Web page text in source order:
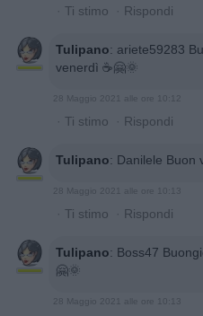
· Ti stimo · Rispondi
Tulipano: ariete59283
venerdì ☕🤗🌞
28 Maggio 2021 alle ore 10:12
· Ti stimo · Rispondi
Tulipano: Danilele Buon
28 Maggio 2021 alle ore 10:13
· Ti stimo · Rispondi
Tulipano: Boss47
🤗🌞
28 Maggio 2021 alle ore 10:13